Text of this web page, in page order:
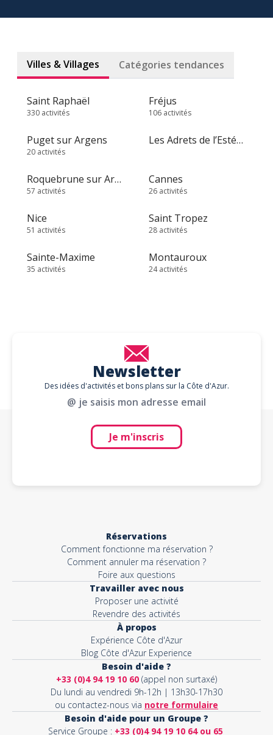
Villes & Villages Catégories tendances
Saint Raphaël
330 activités
Fréjus
106 activités
Puget sur Argens
20 activités
Les Adrets de l’Estérel
Roquebrune sur Argens
57 activités
Cannes
26 activités
Nice
51 activités
Saint Tropez
28 activités
Sainte-Maxime
35 activités
Montauroux
24 activités
Newsletter
Des idées d'activités et bons plans sur la Côte d'Azur.
@ je saisis mon adresse email
Je m'inscris
Réservations
Comment fonctionne ma réservation ?
Comment annuler ma réservation ?
Foire aux questions
Travailler avec nous
Proposer une activité
Revendre des activités
À propos
Expérience Côte d'Azur
Blog Côte d'Azur Experience
Besoin d'aide ?
+33 (0)4 94 19 10 60 (appel non surtaxé)
Du lundi au vendredi 9h-12h | 13h30-17h30
ou contactez-nous via notre formulaire
Besoin d'aide pour un Groupe ?
Service Groupe : +33 (0)4 94 19 10 64 ou 65